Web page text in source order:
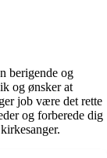
berigende og
og ønsker at
job være det rette
og forberede dig